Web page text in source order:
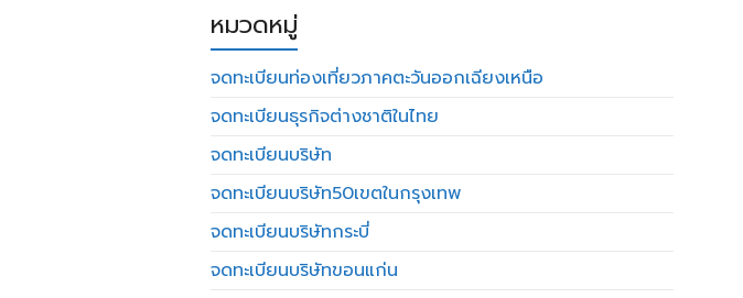
หมวดหมู่
จดทะเบียนท่องเที่ยวภาคตะวันออกเฉียงเหนือ
จดทะเบียนธุรกิจต่างชาติในไทย
จดทะเบียนบริษัท
จดทะเบียนบริษัท50เขตในกรุงเทพ
จดทะเบียนบริษัทกระบี่
จดทะเบียนบริษัทขอนแก่น